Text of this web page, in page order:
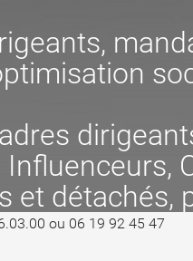
et détachés,
ou 06 19 92 45 47